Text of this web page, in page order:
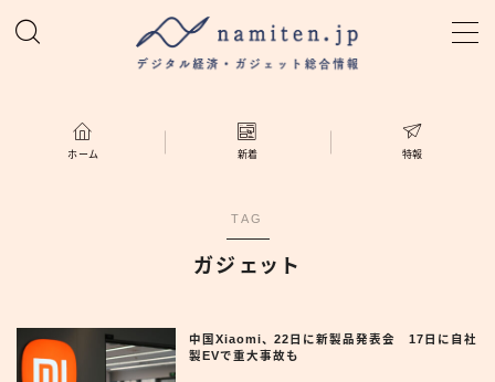
ホーム
namiten.jp
ホーム 新着 特報
TAG
ガジェット
中国Xiaomi、22日に新製品発表会 17日に自社
製EVで重大事故も